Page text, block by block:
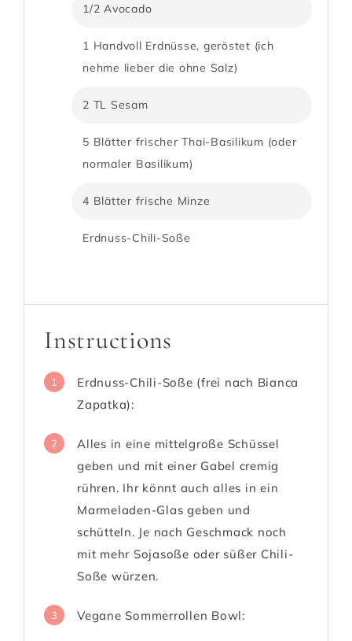
1/2 Avocado
1 Handvoll Erdnüsse, geröstet (ich
nehme lieber die ohne Salz)
2 TL Sesam
5 Blätter frischer Thai-Basilikum (oder
normaler Basilikum)
4 Blätter frische Minze
Erdnuss-Chili-Soße
Instructions
1
Erdnuss-Chili-Soße (frei nach Bianca
Zapatka):
2
Alles in eine mittelgroße Schüssel
geben und mit einer Gabel cremig
rühren. Ihr könnt auch alles in ein
Marmeladen-Glas geben und
schütteln. Je nach Geschmack noch
mit mehr Sojasoße oder süßer Chili-
Soße würzen.
3 Vegane Sommerrollen Bowl: